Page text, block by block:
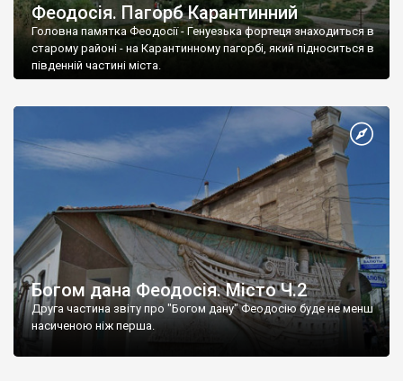
Феодосія. Пагорб Карантинний
Головна памятка Феодосії - Генуезька фортеця знаходиться в
старому районі - на Карантинному пагорбі, який підноситься в
південній частині міста.
Богом дана Феодосія. Місто Ч.2
Друга частина звіту про "Богом дану" Феодосію буде не менш
насиченою ніж перша.